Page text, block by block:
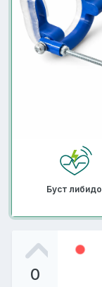
Буст либидо
0